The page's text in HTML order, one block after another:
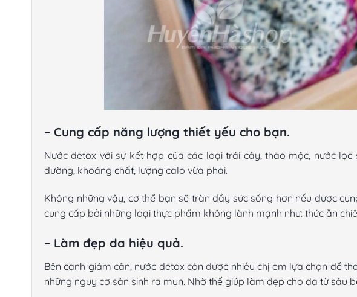
– Cung cấp năng lượng thiết yếu cho bạn.
Nước detox với sự kết hợp của các loại trái cây, thảo mộc, nước
đường, khoáng chất, lượng calo vừa phải.
Không những vậy, cơ thể bạn sẽ tràn đầy sức sống hơn nếu được
cung cấp bởi những loại thực phẩm không lành mạnh như: thức ăn
– Làm đẹp da hiệu quả.
Bên cạnh giảm cân, nước detox còn được nhiều chị em lựa chọn để
những nguy cơ sản sinh ra mụn. Nhờ thế giúp làm đẹp cho da từ sâu